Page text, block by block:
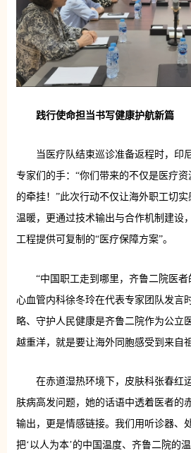
践行使命担当书写健康护航新篇
当医疗队结束巡诊准备返程时，印
专家们的手：“你们带来的不仅是医疗
的牵挂！”此次行动不仅让海外职工切
温暖，更通过技术输出与合作机制建设
工程提供可复制的“医疗保障方案”。
“中国职工走到哪里，齐鲁二院医
心血管内科徐冬玲在代表专家团队发言
略、守护人民健康是齐鲁二院作为公立
越重洋，就是要让海外同胞感受到来自
在赤道湿热环境下，皮肤科张春红
肤病高发问题，她的话语中透着医者的
输出，更是情感链接。我们用听诊器、
把‘以人为本’的中国温度、齐鲁二院的